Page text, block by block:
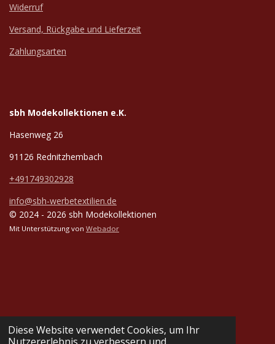
Diese Website verwendet Cookies, um Ihr
Widerruf
Versand, Rückgabe und Lieferzeit
Zahlungsarten
sbh Modekollektionen e.K.
Hasenweg 26
91126 Rednitzhembach
+491749302928
info@sbh-werbetextilien.de
© 2024 - 2026 sbh Modekollektionen
Mit Unterstützung von Webador